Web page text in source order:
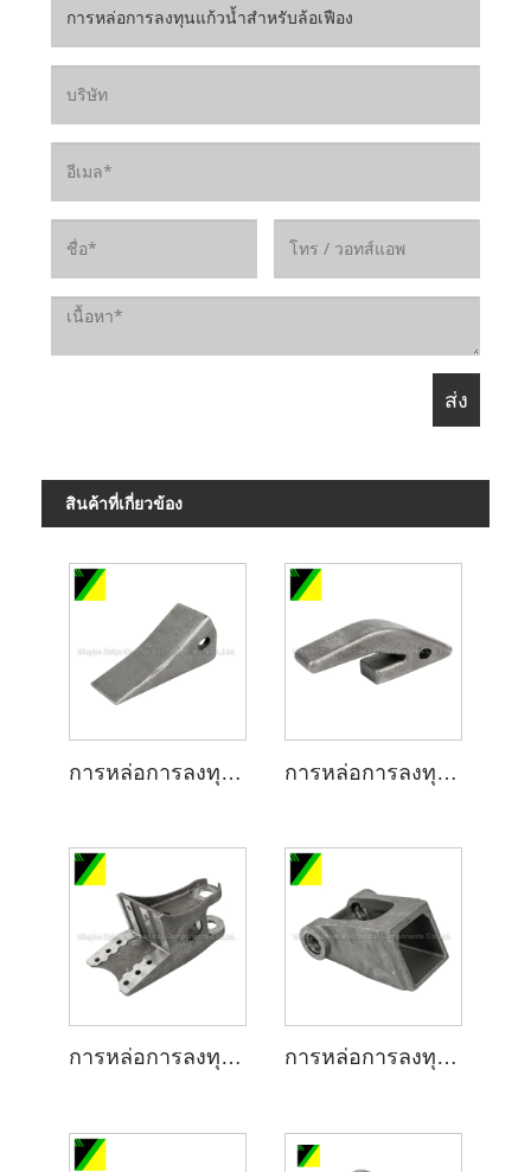
สินค้าที่เกี่ยวข้อง
การหล่อการลงทุนแก้วน้ำสำหรับเครื่องจักรการทำเหมืองแร่ การหล่อการลงทุนแก้วน้ำในเครื่องจักรทำเหมือง
การหล่อการลงทุนแก้วน้ำสำหรับชิ้นส่วนยึด การหล่อการลงทุนแก้วน้ำสำหรับอุปกรณ์ยึด